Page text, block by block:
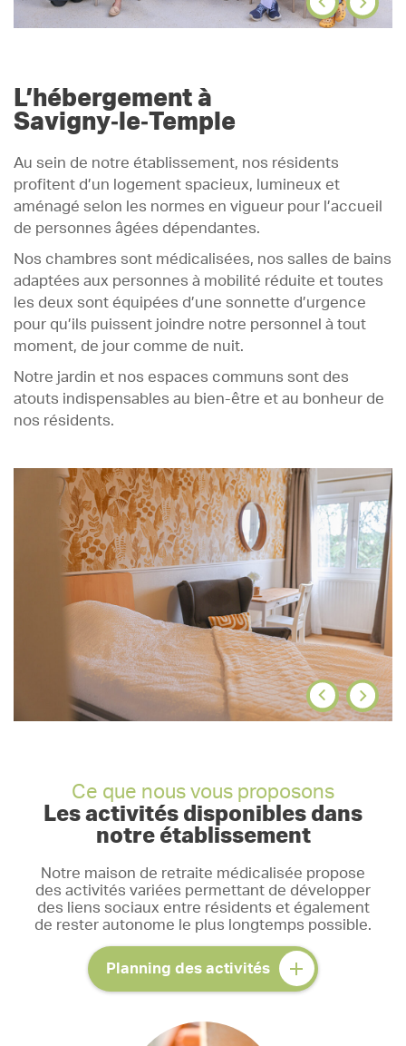
L’hébergement à
Savigny‑le‑Temple
Au sein de notre établissement, nos résidents
profitent d’un logement spacieux, lumineux et
aménagé selon les normes en vigueur pour l’accueil
de personnes âgées dépendantes.
Nos chambres sont médicalisées, nos salles de bains
adaptées aux personnes à mobilité réduite et toutes
les deux sont équipées d’une sonnette d’urgence
pour qu’ils puissent joindre notre personnel à tout
moment, de jour comme de nuit.
Notre jardin et nos espaces communs sont des
atouts indispensables au bien-être et au bonheur de
nos résidents.
Ce que nous vous proposons
Les activités disponibles dans
notre établissement
Notre maison de retraite médicalisée propose
des activités variées permettant de développer
des liens sociaux entre résidents et également
de rester autonome le plus longtemps possible.
Planning des activités